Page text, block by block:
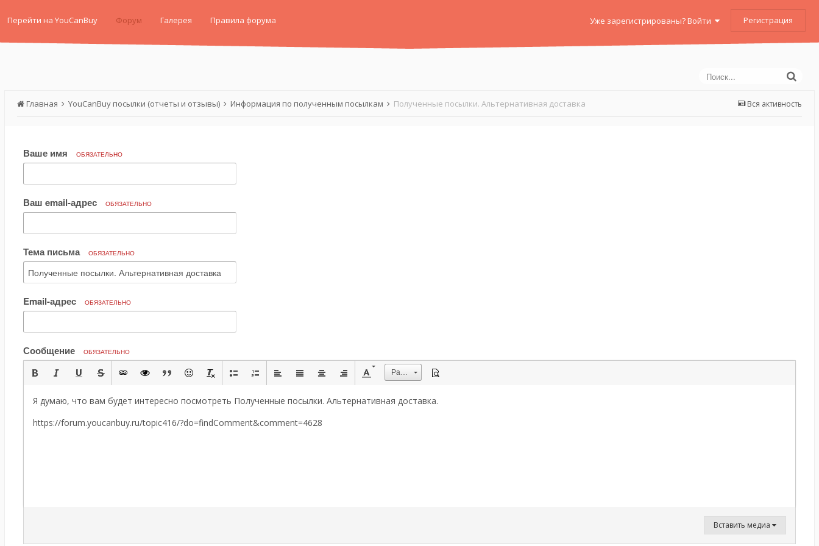
Перейти на YouCanBuy Форум Галерея Правила форума Уже зарегистрированы? Войти Регистрация
Вся активность
Главная YouCanBuy посылки (отчеты и отзывы) Информация по полученным посылкам Полученные посылки. Альтернативная доставка
Ваше имя ОБЯЗАТЕЛЬНО
Ваш email-адрес ОБЯЗАТЕЛЬНО
Тема письма ОБЯЗАТЕЛЬНО
Email-адрес ОБЯЗАТЕЛЬНО
Сообщение ОБЯЗАТЕЛЬНО
Размер
Я думаю, что вам будет интересно посмотреть Полученные посылки. Альтернативная доставка.
https://forum.youcanbuy.ru/topic416/?do=findComment&comment=4628
Вставить медиа